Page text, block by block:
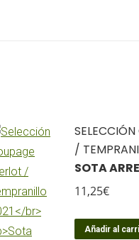
/
SOTA
11,25€
Añadir al